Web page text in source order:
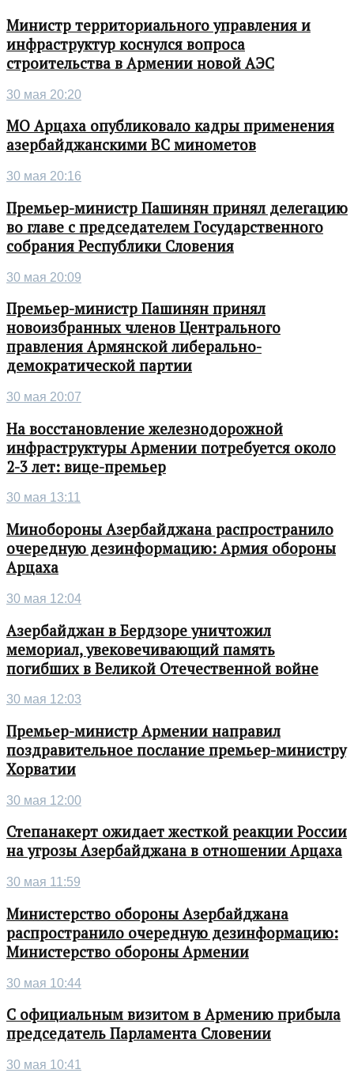
Министр территориального управления и
инфраструктур коснулся вопроса
строительства в Армении новой АЭС
30 мая 20:20
МО Арцаха опубликовало кадры применения
азербайджанскими ВС минометов
30 мая 20:16
Премьер-министр Пашинян принял делегацию
во главе с председателем Государственного
собрания Республики Словения
30 мая 20:09
Премьер-министр Пашинян принял
новоизбранных членов Центрального
правления Армянской либерально-
демократической партии
30 мая 20:07
На восстановление железнодорожной
инфраструктуры Армении потребуется около
2-3 лет: вице-премьер
30 мая 13:11
Минобороны Азербайджана распространило
очередную дезинформацию: Армия обороны
Арцаха
30 мая 12:04
Азербайджан в Бердзоре уничтожил
мемориал, увековечивающий память
погибших в Великой Отечественной войне
30 мая 12:03
Премьер-министр Армении направил
поздравительное послание премьер-министру
Хорватии
30 мая 12:00
Степанакерт ожидает жесткой реакции России
на угрозы Азербайджана в отношении Арцаха
30 мая 11:59
Министерство обороны Азербайджана
распространило очередную дезинформацию:
Министерство обороны Армении
30 мая 10:44
С официальным визитом в Армению прибыла
председатель Парламента Словении
30 мая 10:41